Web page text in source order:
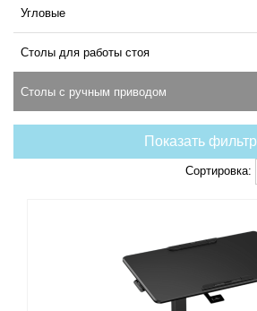
Угловые
Столы для работы стоя
Столы с ручным приводом
Показать фильтр
Сортировка: